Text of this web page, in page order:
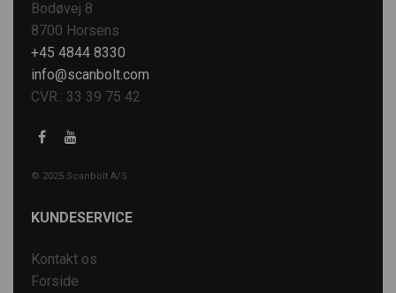
Bodøvej 8
8700 Horsens
+45 4844 8330
info@scanbolt.com
CVR.: 33 39 75 42
© 2025 Scanbolt A/S
KUNDESERVICE
Kontakt os
Forside